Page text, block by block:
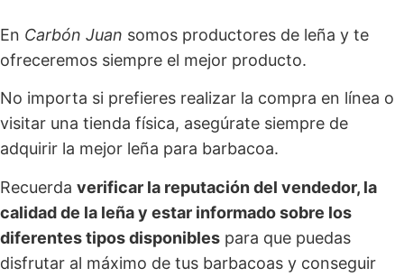
En Carbón Juan somos productores de leña y te
ofreceremos siempre el mejor producto.
No importa si prefieres realizar la compra en línea o
visitar una tienda física, asegúrate siempre de
adquirir la mejor leña para barbacoa.
Recuerda verificar la reputación del vendedor, la
calidad de la leña y estar informado sobre los
diferentes tipos disponibles para que puedas
disfrutar al máximo de tus barbacoas y conseguir